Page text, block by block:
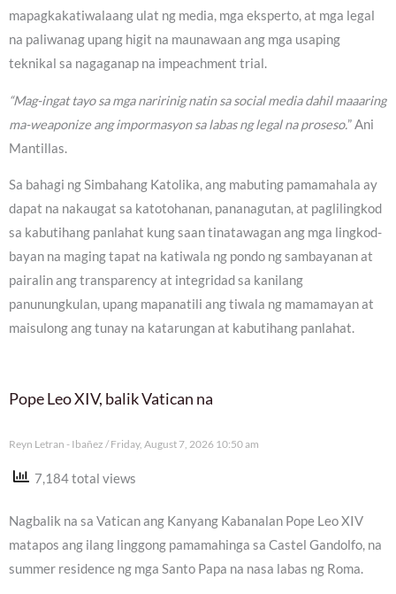
mapagkakatiwalaang ulat ng media, mga eksperto, at mga legal
na paliwanag upang higit na maunawaan ang mga usaping
teknikal sa nagaganap na impeachment trial.
“Mag-ingat tayo sa mga naririnig natin sa social media dahil maaaring
ma-weaponize ang impormasyon sa labas ng legal na proseso.” Ani
Mantillas.
Sa bahagi ng Simbahang Katolika, ang mabuting pamamahala ay
dapat na nakaugat sa katotohanan, pananagutan, at paglilingkod
sa kabutihang panlahat kung saan tinatawagan ang mga lingkod-
bayan na maging tapat na katiwala ng pondo ng sambayanan at
pairalin ang transparency at integridad sa kanilang
panunungkulan, upang mapanatili ang tiwala ng mamamayan at
maisulong ang tunay na katarungan at kabutihang panlahat.
Pope Leo XIV, balik Vatican na
Reyn Letran - Ibañez Friday, August 7, 2026 10:50 am
7,184 total views
Nagbalik na sa Vatican ang Kanyang Kabanalan Pope Leo XIV
matapos ang ilang linggong pamamahinga sa Castel Gandolfo, na
summer residence ng mga Santo Papa na nasa labas ng Roma.